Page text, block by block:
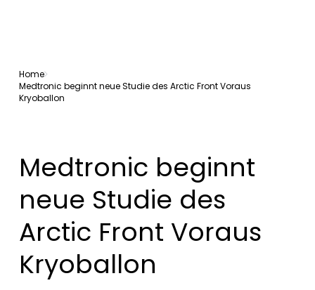
Home
Medtronic beginnt neue Studie des Arctic Front Voraus
Kryoballon
Medtronic beginnt
neue Studie des
Arctic Front Voraus
Kryoballon